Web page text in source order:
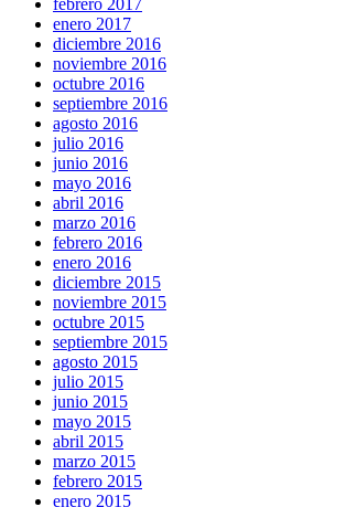
febrero 2017
enero 2017
diciembre 2016
noviembre 2016
octubre 2016
septiembre 2016
agosto 2016
julio 2016
junio 2016
mayo 2016
abril 2016
marzo 2016
febrero 2016
enero 2016
diciembre 2015
noviembre 2015
octubre 2015
septiembre 2015
agosto 2015
julio 2015
junio 2015
mayo 2015
abril 2015
marzo 2015
febrero 2015
enero 2015